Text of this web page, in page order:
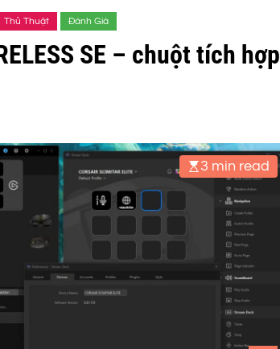
Thủ Thuật Đánh Giá
SE – chuột tích hợp
3 min read